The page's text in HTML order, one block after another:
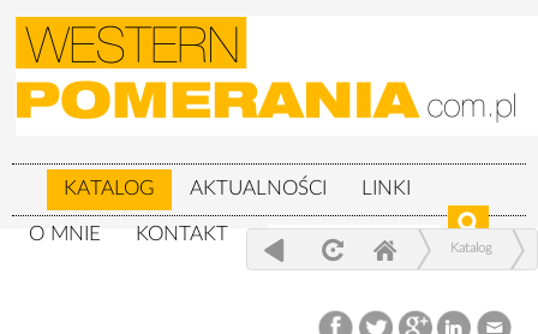
KATALOG AKTUALNOŚCI LINKI
O MNIE KONTAKT
Katalog
5.08.2018r.